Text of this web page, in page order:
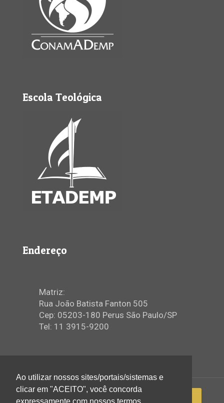
Escola Teológica
Endereço
Matriz:
Rua João Batista Fanton 505
Cep: 05203-180 Perus São Paulo/SP
Tel: 11 3915-9200
Ao utilizar nossos sites/portais/sistemas e
clicar em "ACEITO", você concorda